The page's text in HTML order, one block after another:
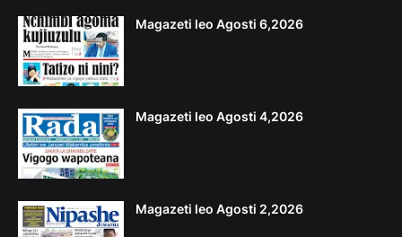
Magazeti leo Agosti 6,2026
Magazeti leo Agosti 4,2026
Magazeti leo Agosti 2,2026